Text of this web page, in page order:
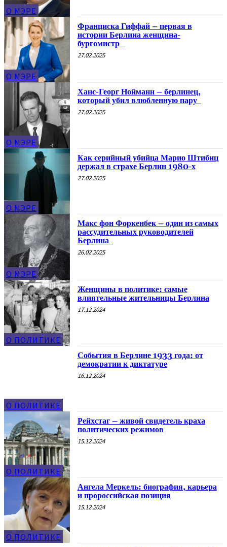
О МЭРЕ
О МЭРЕ
Франциска Гиффай – первая в
истории Берлина женщина-
бургомистр
27.02.2025
О МЭРЕ
Ханс-Георг Нойманн – берлинец,
который убил влюбленную пару
27.02.2025
О МЭРЕ
Как серийный убийца Марио Штибиц
держал в страхе Берлин 1980-х
27.02.2025
О МЭРЕ
Макс фон Форкенбек – один из самых
рассудительных руководителей
Берлина
26.02.2025
О ПОЛИТИКЕ
Женщины в политике: самые
влиятельные жительницы Берлина
17.12.2024
О ПОЛИТИКЕ
События в Берлине 1933 года: от
демократии к диктатуре
16.12.2024
О ПОЛИТИКЕ
Рейхстаг – живой свидетель краха
политических режимов
15.12.2024
О ПОЛИТИКЕ
Ангела Меркель: биография, карьера
и пророссийская позиция
15.12.2024